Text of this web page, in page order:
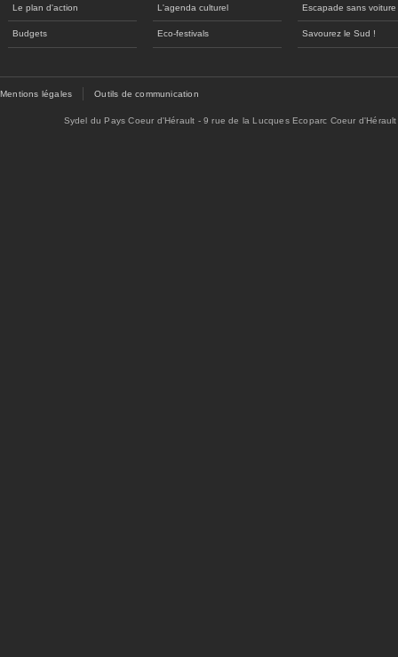
Le plan d'action
Budgets
L'agenda culturel
Eco-festivals
Escapade sans voiture
Savourez le Sud !
Mentions légales Outils de communication
Sydel du Pays Coeur d'Hérault - 9 rue de la Lucques Ecoparc Coeur